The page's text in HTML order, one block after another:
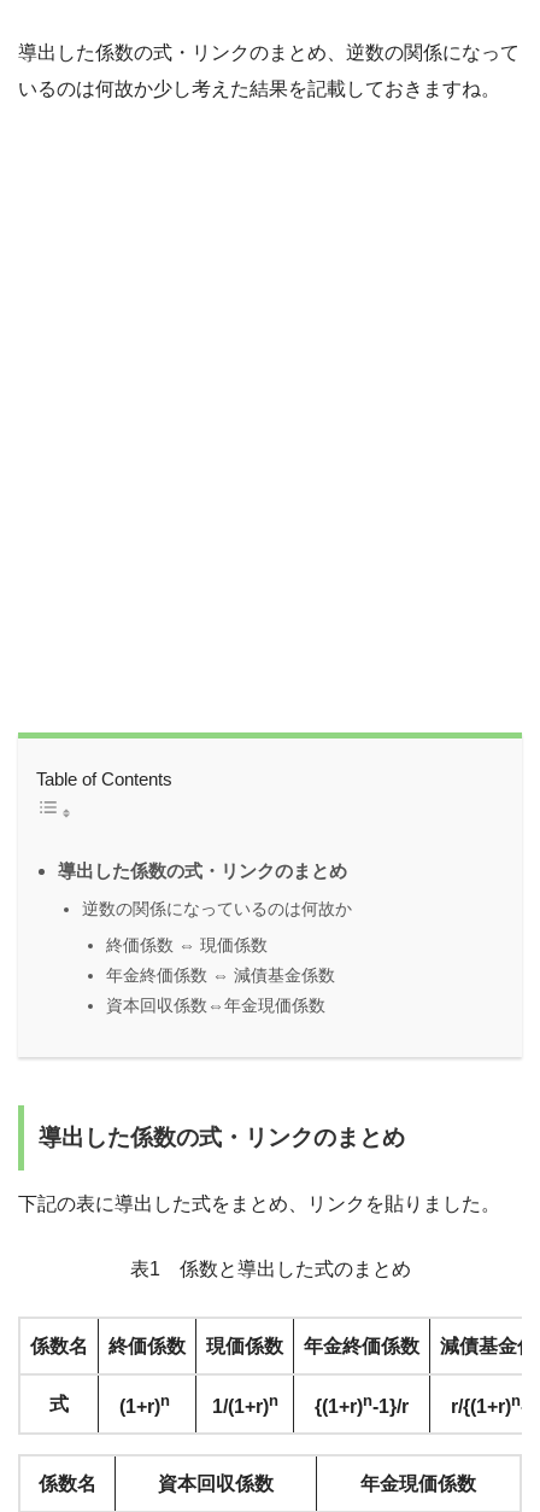
導出した係数の式・リンクのまとめ、逆数の関係になって
いるのは何故か少し考えた結果を記載しておきますね。
Table of Contents
導出した係数の式・リンクのまとめ
逆数の関係になっているのは何故か
終価係数 ⇔ 現価係数
年金終価係数 ⇔ 減債基金係数
資本回収係数⇔年金現価係数
導出した係数の式・リンクのまとめ
下記の表に導出した式をまとめ、リンクを貼りました。
表1 係数と導出した式のまとめ
係数名 終価係数 現価係数 年金終価係数 減債基金係
式 (1+r)n 1/(1+r)n {(1+r)n-1}/r r/{(1+r)n-
係数名 資本回収係数 年金現価係数